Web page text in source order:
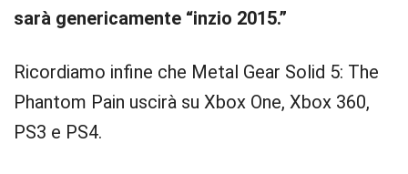
sarà genericamente “inzio 2015.”
Ricordiamo infine che Metal Gear Solid 5: The
Phantom Pain uscirà su Xbox One, Xbox 360,
PS3 e PS4.